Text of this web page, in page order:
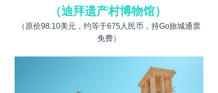
（迪拜遗产村博物馆）
（原价98.10美元，约等于675 人民币，持Go旅城通票
免费）